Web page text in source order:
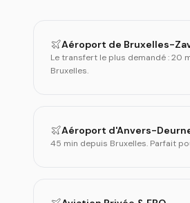
Aéroport de Bruxelles-
Le transfert le plus demandé : 20
Bruxelles.
Aéroport d'Anvers-
45 min depuis Bruxelles. Parfait